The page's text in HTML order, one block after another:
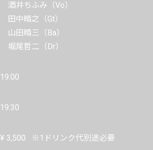
酒井ちふみ（Vo）
田中晴之（Gt）
山田晴三（Ba）
堀尾哲二（Dr）
19:00
19:30
¥ 3,500 ※1ドリンク代別途必要